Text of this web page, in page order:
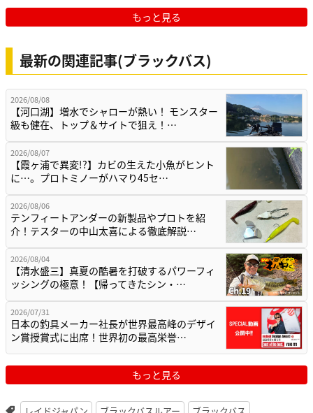
もっと見る
最新の関連記事(ブラックバス)
2026/08/08
【河口湖】増水でシャローが熱い！ モンスター
級も健在、トップ＆サイトで狙え！…
2026/08/07
【霞ヶ浦で異変!?】カビの生えた小魚がヒント
に…。プロトミノーがハマり45セ…
2026/08/06
テンフィートアンダーの新製品やプロトを紹
介！テスターの中山太喜による徹底解説…
2026/08/04
【清水盛三】真夏の酷暑を打破するパワーフィ
ッシングの極意！【帰ってきたシン・…
2026/07/31
日本の釣具メーカー社長が世界最高峰のデザイ
ン賞授賞式に出席！世界初の最高栄誉…
もっと見る